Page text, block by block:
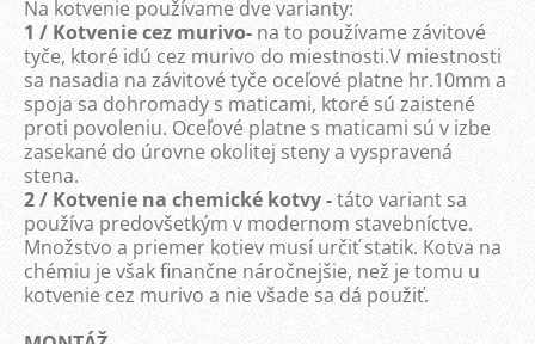
Na kotvenie používame dve varianty:
1 / Kotvenie cez murivo- na to používame závitové
tyče, ktoré idú cez murivo do miestnosti.V miestnosti
sa nasadia na závitové tyče oceľové platne hr.10mm a
spoja sa dohromady s maticami, ktoré sú zaistené
proti povoleniu. Oceľové platne s maticami sú v izbe
zasekané do úrovne okolitej steny a vyspravená
stena.
2 / Kotvenie na chemické kotvy -táto variant sa
používa predovšetkým v modernom stavebníctve.
Množstvo a priemer kotiev musí určiť statik. Kotva na
chémiu je však finančne náročnejšie, než je tomu u
kotvenie cez murivo a nie všade sa dá použiť.